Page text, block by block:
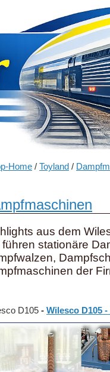
Home / Toyland /
aus dem
führen stationäre
der
D105 - Wilesco D105